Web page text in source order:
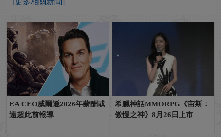
EA CEO威爾遜2026年薪酬或
遠超此前報導
希臘神話MMORPG《宙斯：
傲慢之神》8月26日上市